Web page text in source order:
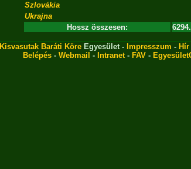
Szlovákia
Ukrajna
Hossz összesen:
Kisvasutak Baráti Köre Egyesület - Impresszum -
Belépés - Webmail - Intranet- FAV -